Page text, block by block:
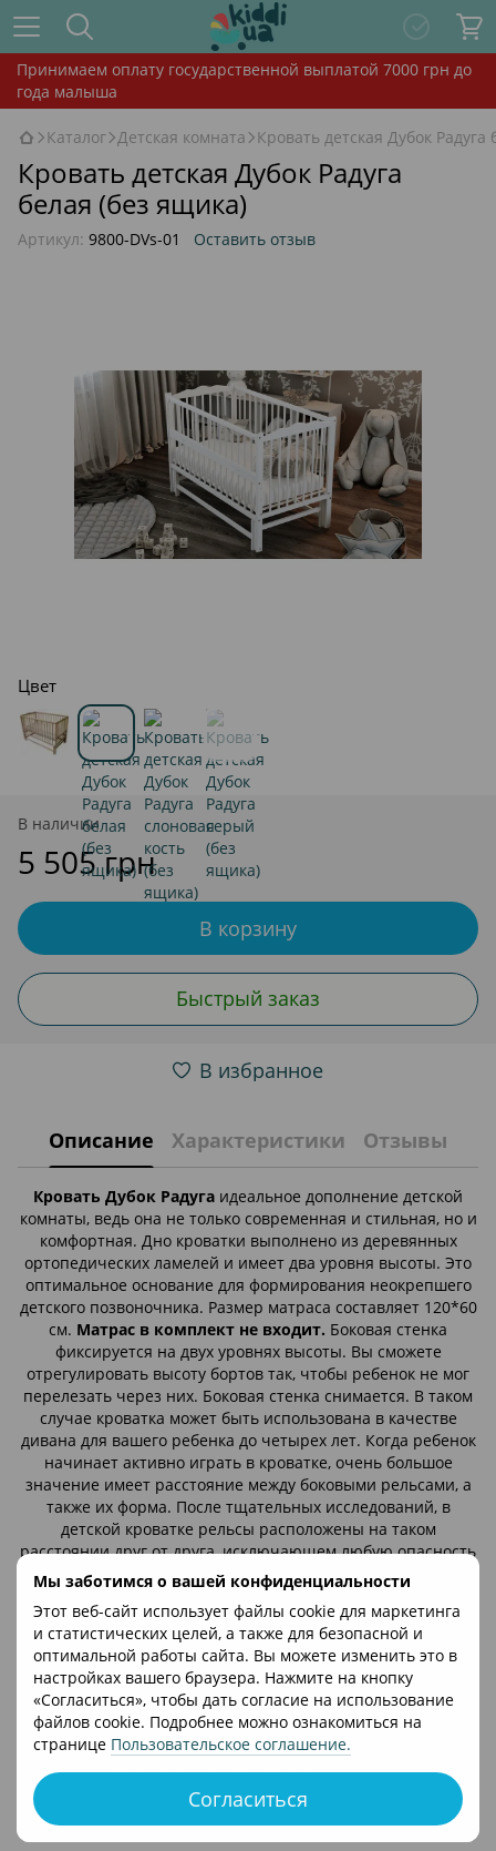
Мы заботимся о вашей конфиденциальности
Этот веб-сайт использует файлы cookie для маркетинга
и статистических целей, а также для безопасной и
оптимальной работы сайта. Вы можете изменить это в
настройках вашего браузера. Нажмите на кнопку
«Согласиться», чтобы дать согласие на использование
файлов cookie. Подробнее можно ознакомиться на
странице Пользовательское соглашение.
Согласиться
Принимаем оплату государственной выплатой 7000 грн до
года малыша
Каталог Детская комната Кровать детская Дубок
Кровать детская Дубок Радуга
белая (без ящика)
Артикул: 9800-DVs-01 Оставить отзыв
Цвет
В наличии
5 505 грн
В корзину
Быстрый заказ
В избранное
Описание Характеристики Отзывы
Кровать Дубок Радуга идеальное дополнение детской
комнаты, ведь она не только современная и стильная, но и
комфортная. Дно кроватки выполнено из деревянных
ортопедических ламелей и имеет два уровня высоты. Это
оптимальное основание для формирования неокрепшего
детского позвоночника. Размер матраса составляет 120*60
см. Матрас в комплект не входит. Боковая стенка
фиксируется на двух уровнях высоты. Вы сможете
отрегулировать высоту бортов так, чтобы ребенок не мог
перелезать через них. Боковая стенка снимается. В таком
случае кроватка может быть использована в качестве
дивана для вашего ребенка до четырех лет. Когда ребенок
начинает активно играть в кроватке, очень большое
значение имеет расстояние между боковыми рельсами, а
также их форма. После тщательных исследований, в
детской кроватке рельсы расположены на таком
расстоянии друг от друга, исключающем любую опасность
для вашего ребенка. Планки сделаны без острых кромок.
Они достаточно прочные чтобы выдержать достаточно
активную нагрузку во время игр ребенка в кроватке. Все
детали, из которых состоит кроватка, покрыты
нетоксичным лаком, не вызывающим аллергии.Все
кроватки отвечают требованиям ДСТУ.
Технические характеристики:
Два уровня фиксации передней стенки;
Размер подматрасника 120 x 60 см;
размер кроватки: 66 x 136 x 102 см;
Вес брутто товара 20 кг;